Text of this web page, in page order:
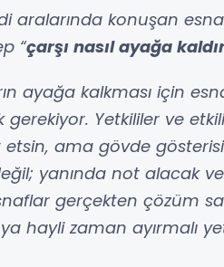
aralarında konuşan
“çarşı nasıl ayağa
ayağa kalkması için
gerekiyor. Yetkililer ve
ama gövde
yanında not alacak
gerçekten çözüm
hayli zaman ayırmalı